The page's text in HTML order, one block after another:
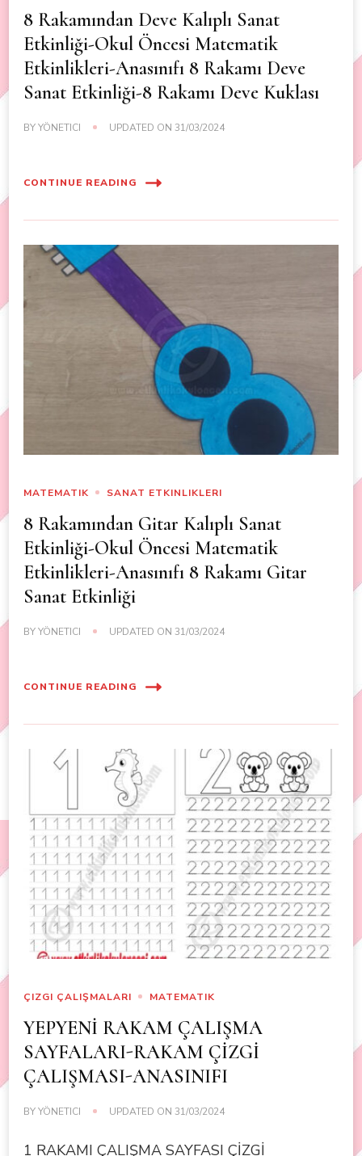
8 Rakamından Deve Kalıplı Sanat
Etkinliği-Okul Öncesi Matematik
Etkinlikleri-Anasınıfı 8 Rakamı Deve
Sanat Etkinliği-8 Rakamı Deve Kuklası
BYYÖNETICI UPDATED ON 31/03/2024
CONTINUE READING
MATEMATIK SANAT ETKINLIKLERI
8 Rakamından Gitar Kalıplı Sanat
Etkinliği-Okul Öncesi Matematik
Etkinlikleri-Anasınıfı 8 Rakamı Gitar
Sanat Etkinliği
BYYÖNETICI UPDATED ON 31/03/2024
CONTINUE READING
ÇIZGI ÇALIŞMALARI MATEMATIK
YEPYENİ RAKAM ÇALIŞMA
SAYFALARI-RAKAM ÇİZGİ
ÇALIŞMASI-ANASINIFI
BYYÖNETICI UPDATED ON 31/03/2024
1 RAKAMI ÇALIŞMA SAYFASI ÇİZGİ